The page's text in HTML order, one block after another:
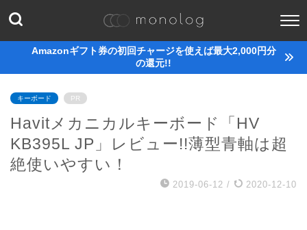
Amazonギフト券の初回チャージを使えば最大2,000円分
の還元!!
キーボード PR
Havitメカニカルキーボード「HV
KB395L JP」レビュー!!薄型青軸は超
絶使いやすい！
2019-06-12 / 2020-12-10